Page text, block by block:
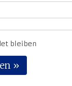
bleiben